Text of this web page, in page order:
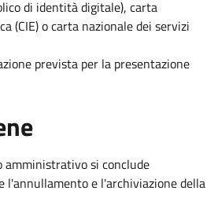
di identità digitale), carta
(CIE) o carta nazionale dei servizi
prevista per la presentazione
amministrativo si conclude
l'annullamento e l'archiviazione della